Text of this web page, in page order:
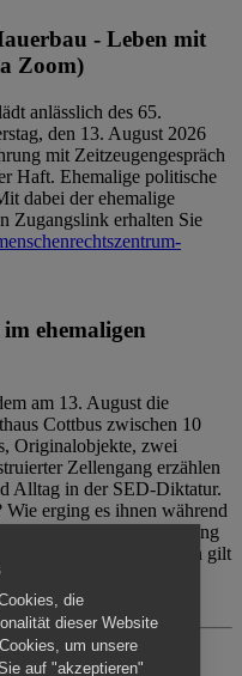
- Leben mit
Zoom)
anlässlich des 65.
den 13. August 2026
mit Zeitzeugengespräch
Haft. Ehemalige politische
dabei der ehemalige
Zugangslink erhalten Sie
ehemaligen
am 13. August die
Cottbus zwischen 10
Originalobjekte, zwei
Zellengang erzählen
Alltag in der SED-Diktatur.
erging es ihnen während
individuell ohne Betreuung
Für Begleitpersonen gilt
die
dieser Website
um unsere
auf "akzeptieren"